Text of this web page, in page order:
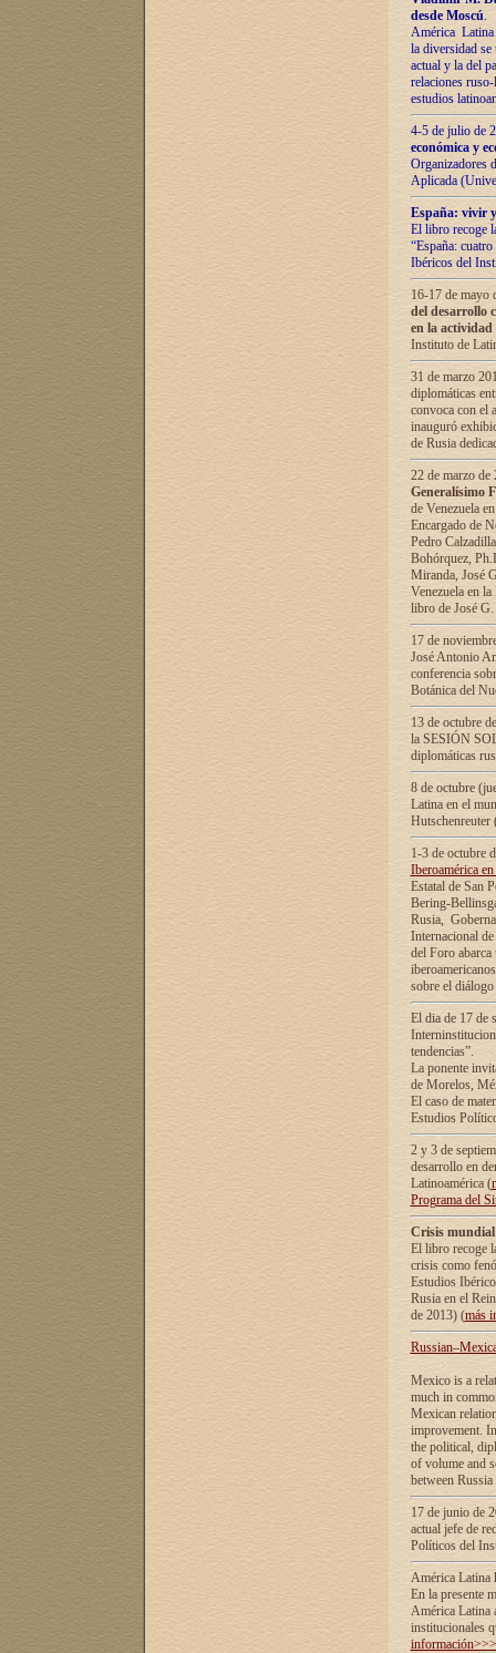
desde Moscú.
América Latina
la diversidad
actual у lа del
relaciones
estudios
4-5 de julio de
económica y
Organizadores
Aplicada
España: vivir
El libro recoge
“España:
Ibéricos del
16-17 de mayo
del desarrollo
en la
Instituto de
31 de marzo
diplomáticas
convoca con el
inauguró
de Rusia
22 de marzo
Generalísimo
de Venezuela
Encargado de
Pedro
Bohórquez,
Miranda, José
Venezuela en
libro de José
17 de
José Antonio
conferencia
Botánica del
13 de octubre
la SESIÓN
diplomáticas
8 de octubre
Latina en el
1-3 de octubre
Iberoamérica
Estatal de San
Bering-
Rusia,
Internacional
del Foro
sobre el
El dia de 17 de
tendencias”.
La ponente
de Morelos,
El caso de
Estudios
2 y 3 de
desarrollo en
Latinoamérica (
Programa del
Crisis
El libro recoge
crisis como
Estudios
Rusia en el
de 2013) (más
Mexico is a
much in
Mexican
improvement.
the political,
of volume and
between
17 de junio de
actual jefe de
Políticos del
América Latina
En la presente
América Latina
institucionales
información>>>